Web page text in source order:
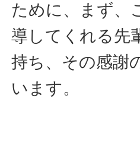
ために、まず、
導してくれる先
持ち、その感謝
います。